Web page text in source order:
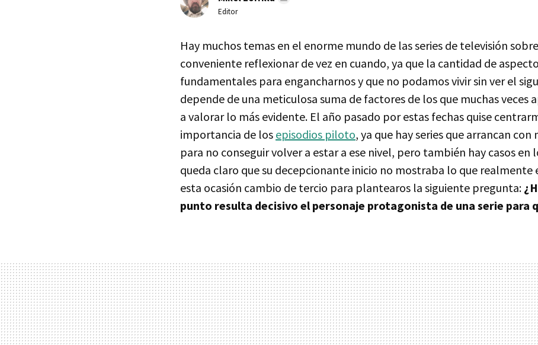
Editor
Hay muchos temas en el enorme mundo de las series de televisión
conveniente reflexionar de vez en cuando, ya que la cantidad de
fundamentales para engancharnos y que no podamos vivir sin ver el
depende de una meticulosa suma de factores de los que muchas veces
a valorar lo más evidente. El año pasado por estas fechas quise
importancia de los episodios piloto, ya que hay series que arrancan con
para no conseguir volver a estar a ese nivel, pero también hay casos en
queda claro que su decepcionante inicio no mostraba lo que realmente
esta ocasión cambio de tercio para plantearos la siguiente pregunta:
punto resulta decisivo el personaje protagonista de una serie para